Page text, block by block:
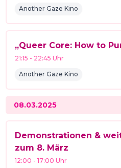
Another Gaze Kino
„Queer Core: How to
21:15 - 22:45 Uhr
Another Gaze Kino
08.03.2025
Demonstrationen &
zum 8. März
12:00 -17:00 Uhr